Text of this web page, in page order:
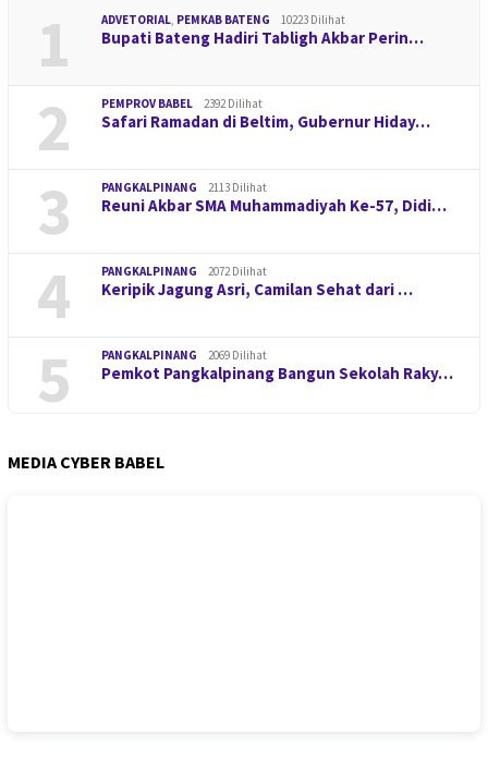
1 ADVETORIAL PEMKAB BATENG 10223 Dilihat
Bupati Bateng Hadiri Tabligh Akbar Perin…
2 PEMPROV BABEL 2392 Dilihat
Safari Ramadan di Beltim, Gubernur Hiday…
3 PANGKALPINANG 2113 Dilihat
Reuni Akbar SMA Muhammadiyah Ke-57, Didi…
4 PANGKALPINANG 2072 Dilihat
Keripik Jagung Asri, Camilan Sehat dari …
5 PANGKALPINANG 2069 Dilihat
Pemkot Pangkalpinang Bangun Sekolah Raky…
MEDIA CYBER BABEL